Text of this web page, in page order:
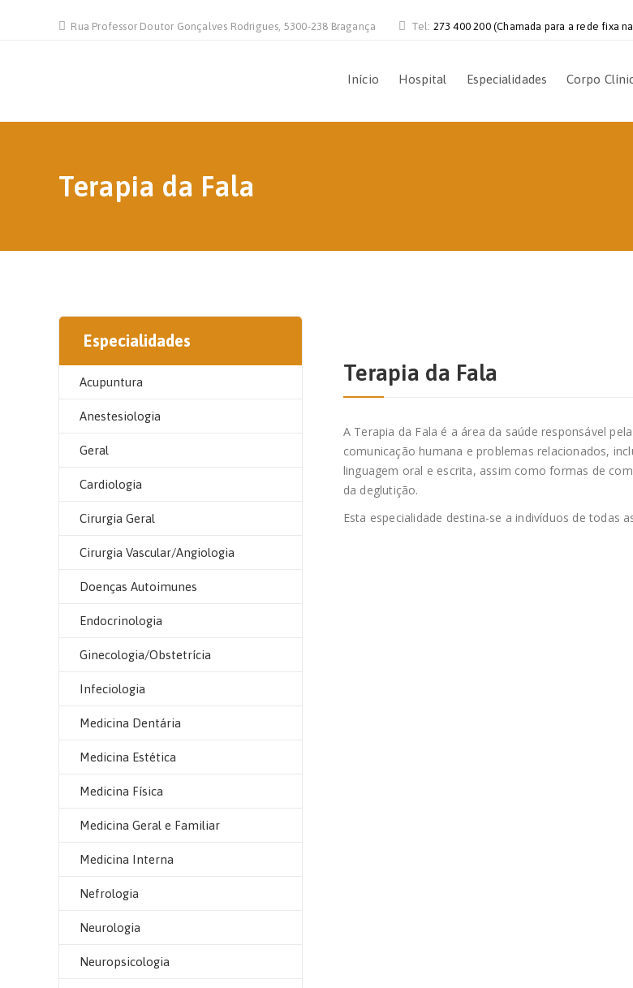
Rua Professor Doutor Gonçalves Rodrigues, 5300-238 Bragança Tel: 273 400 200 (Chamada para a rede fixa
Início Hospital Especialidades Corpo
Terapia da Fala
Especialidades
Acupuntura
Anestesiologia
Geral
Cardiologia
Cirurgia Geral
Cirurgia Vascular/Angiologia
Doenças Autoimunes
Endocrinologia
Ginecologia/Obstetrícia
Infeciologia
Medicina Dentária
Medicina Estética
Medicina Física
Medicina Geral e Familiar
Medicina Interna
Nefrologia
Neurologia
Neuropsicologia
Terapia da Fala
A Terapia da Fala é a área da saúde responsável
comunicação humana e problemas relacionados,
linguagem oral e escrita, assim como formas de
da deglutição.
Esta especialidade destina-se a indivíduos de todas